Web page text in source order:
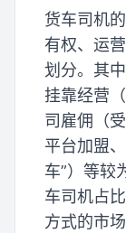
货车司机
有权、运
划分。其
挂靠经营
司雇佣（
平台加盟
车”）等较
车司机占
方式的市